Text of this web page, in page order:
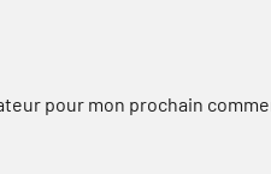
pour mon prochain